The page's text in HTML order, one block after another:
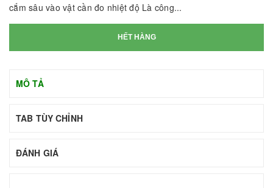
cắm sâu vào vật cần đo nhiệt độ Là công...
HẾT HÀNG
MÔ TẢ
TAB TÙY CHỈNH
ĐÁNH GIÁ